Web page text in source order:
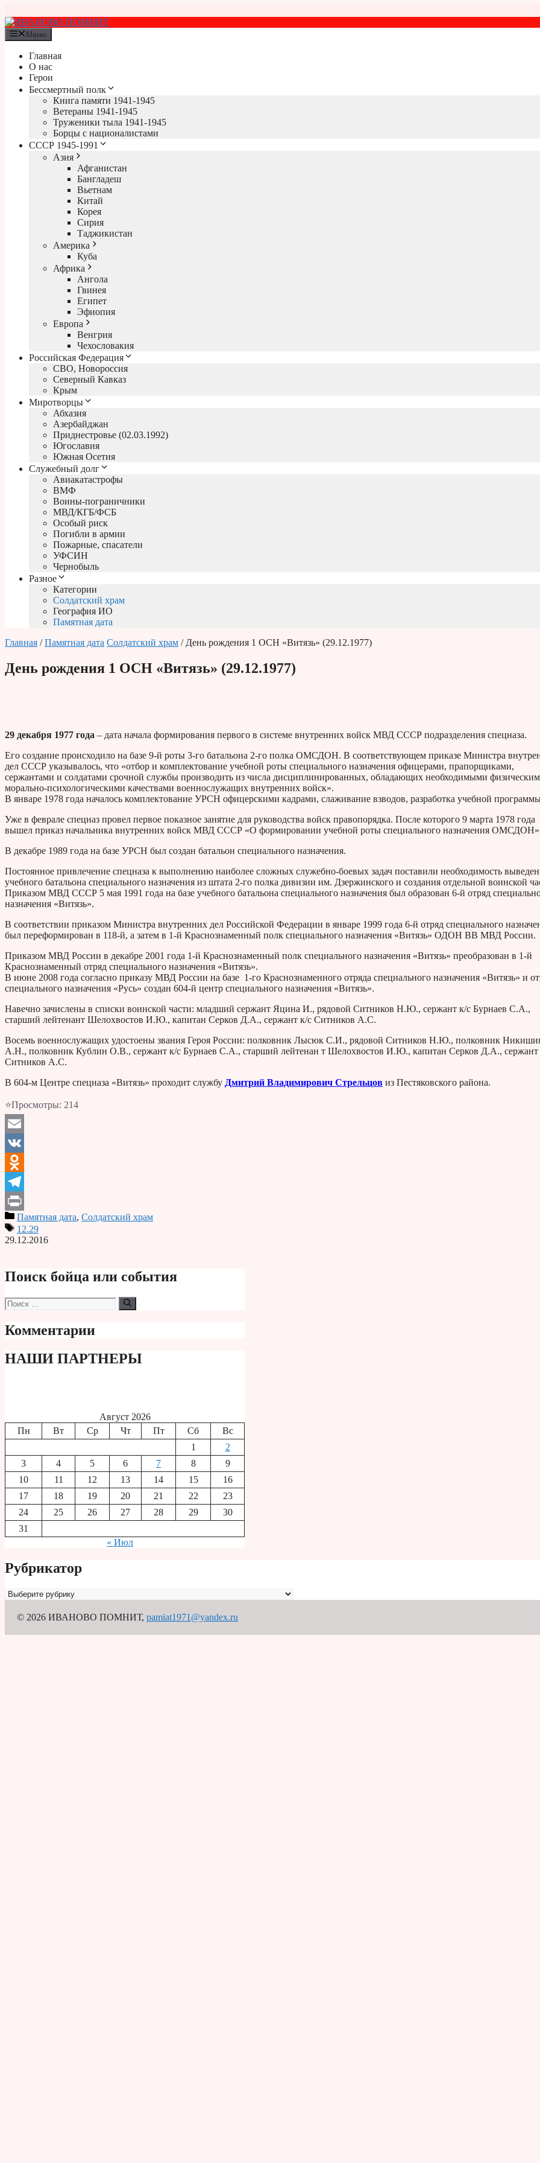
к
содержимому
Меню
Главная
О нас
Герои
Бессмертный полк
Книга памяти 1941-1945
Ветераны 1941-1945
Труженики тыла 1941-1945
Борцы с националистами
СССР 1945-1991
Азия
Афганистан
Бангладеш
Вьетнам
Китай
Корея
Сирия
Таджикистан
Америка
Куба
Африка
Ангола
Гвинея
Египет
Эфиопия
Европа
Венгрия
Чехословакия
Российская Федерация
СВО, Новороссия
Северный Кавказ
Крым
Миротворцы
Абхазия
Азербайджан
Приднестровье (02.03.1992)
Югославия
Южная Осетия
Служебный долг
Авиакатастрофы
ВМФ
Воины-пограничники
МВД/КГБ/ФСБ
Особый риск
Погибли в армии
Пожарные, спасатели
УФСИН
Чернобыль
Разное
Категории
Солдатский храм
География ИО
Памятная дата
Главная /Памятная дата Солдатский храм / День рождения 1 ОСН «Витязь» (29.12.1977)
День рождения 1 ОСН «Витязь» (29.12.1977)
29 декабря 1977 года – дата начала формирования первого в системе внутренних войск МВД СССР подразделения спецназа.
Его создание происходило на базе 9-й роты 3-го батальона 2-го полка ОМСДОН. В соответствующем приказе Министра
дел СССР указывалось, что «отбор и комплектование учебной роты специального назначения офицерами, прапорщиками,
сержантами и солдатами срочной службы производить из числа дисциплинированных, обладающих необходимыми
морально-психологическими качествами военнослужащих внутренних войск».
В январе 1978 года началось комплектование УРСН офицерскими кадрами, слаживание взводов, разработка учебной
Уже в феврале спецназ провел первое показное занятие для руководства войск правопорядка. После которого 9 марта 1978 года
вышел приказ начальника внутренних войск МВД СССР «О формировании учебной роты специального назначения
В декабре 1989 года на базе УРСН был создан батальон специального назначения.
Постоянное привлечение спецназа к выполнению наиболее сложных служебно-боевых задач поставили необходимость
учебного батальона специального назначения из штата 2-го полка дивизии им. Дзержинского и создания отдельной воинской
Приказом МВД СССР 5 мая 1991 года на базе учебного батальона специального назначения был образован 6-й отряд
назначения «Витязь».
В соответствии приказом Министра внутренних дел Российской Федерации в январе 1999 года 6-й отряд специального
был переформирован в 118-й, а затем в 1-й Краснознаменный полк специального назначения «Витязь» ОДОН ВВ МВД России.
Приказом МВД России в декабре 2001 года 1-й Краснознаменный полк специального назначения «Витязь» преобразован в 1-й
Краснознаменный отряд специального назначения «Витязь».
В июне 2008 года согласно приказу МВД России на базе 1-го Краснознаменного отряда специального назначения «Витязь» и
специального назначения «Русь» создан 604-й центр специального назначения «Витязь».
Навечно зачислены в списки воинской части: младший сержант Яцина И., рядовой Ситников Н.Ю., сержант к/с Бурнаев С.А.,
старший лейтенант Шелохвостов И.Ю., капитан Серков Д.А., сержант к/с Ситников А.С.
Восемь военнослужащих удостоены звания Героя России: полковник Лысюк С.И., рядовой Ситников Н.Ю., полковник
А.Н., полковник Кублин О.В., сержант к/с Бурнаев С.А., старший лейтенан т Шелохвостов И.Ю., капитан Серков Д.А., сержант
Ситников А.С.
В 604-м Центре спецназа «Витязь» проходит службу Дмитрий Владимирович Стрельцов из Пестяковского района.
⭐Просмотры: 214
Email
VK
Odnoklassniki
Telegram
PrintПамятная дата, Солдатский храм
12.29
29.12.2016
Поиск бойца или события
Поиск:
Комментарии
НАШИ ПАРТНЕРЫ
Август 2026
Пн
Вт Ср Чт Пт Сб
Вс
1
2
3
4 5 6 7 8
9
10
11 12 13 14 15
16
17
18 19 20 21 22
23
24
25 26 27 28 29
30
31
« Июл
Рубрикатор
Рубрикатор
© 2026 ИВАНОВО ПОМНИТ, pamiat1971@yandex.ru